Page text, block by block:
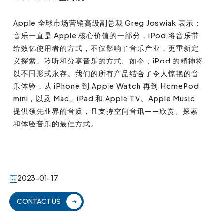
Apple全球市场营销高级副总裁 Greg Joswiak 表示：
音乐一直是 Apple 核心价值的一部分，iPod 将音乐带
给数亿使用者的方式，不仅影响了音乐产业，更重新定
义探索、聆听和分享音乐的方式。如今，iPod 的精神将
以不同形式永存。我们的所有产品结合了令人惊艳的音
乐体验，从 iPhone 到 Apple Watch 再到 HomePod
mini，以及 Mac、iPad 和 Apple TV。Apple Music
提供领先业界的音质，且支持空间音讯——欣赏、探索
和体验音乐的最佳方式。
2023-01-17
CONTACT US